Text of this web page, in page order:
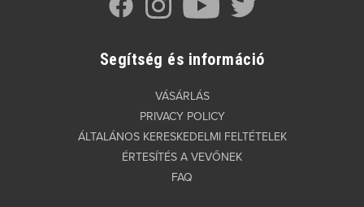
Segítség és információ
VÁSÁRLÁS
PRIVACY POLICY
ÁLTALÁNOS KERESKEDELMI FELTÉTELEK
ÉRTESÍTÉS A VEVŐNEK
FAQ